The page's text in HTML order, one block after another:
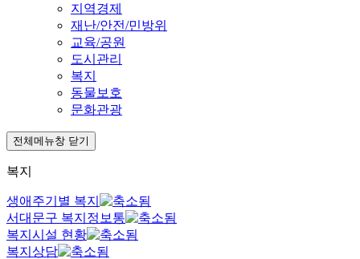
지역경제
재난/안전/민방위
교육/공원
도시관리
복지
동물보호
문화관광
전체메뉴창 닫기
복지
생애주기별 복지
서대문구 복지정보통
복지시설 현황
복지상담